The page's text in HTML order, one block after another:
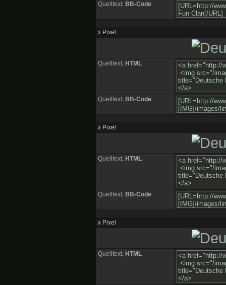
Quelltext, BB-Code
x Pixel
Quelltext, HTML
Quelltext, BB-Code
x Pixel
Quelltext, HTML
Quelltext, BB-Code
x Pixel
Quelltext, HTML